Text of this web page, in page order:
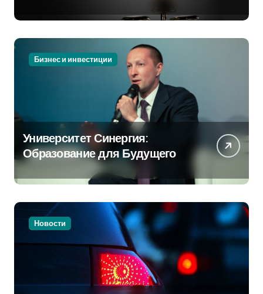
Бизнес и инвестиции
Университет Синергия:
Образование для Будущего
Новости